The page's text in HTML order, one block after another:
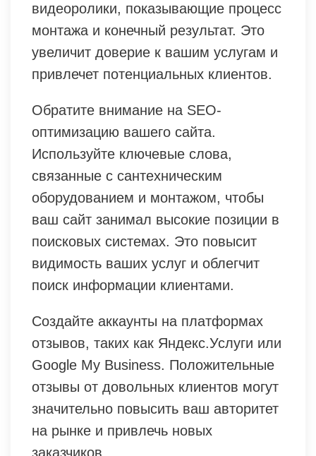
видеоролики, показывающие процесс
монтажа и конечный результат. Это
увеличит доверие к вашим услугам и
привлечет потенциальных клиентов.
Обратите внимание на SEO-
оптимизацию вашего сайта.
Используйте ключевые слова,
связанные с сантехническим
оборудованием и монтажом, чтобы
ваш сайт занимал высокие позиции в
поисковых системах. Это повысит
видимость ваших услуг и облегчит
поиск информации клиентами.
Создайте аккаунты на платформах
отзывов, таких как Яндекс.Услуги или
Google My Business. Положительные
отзывы от довольных клиентов могут
значительно повысить ваш авторитет
на рынке и привлечь новых
заказчиков.